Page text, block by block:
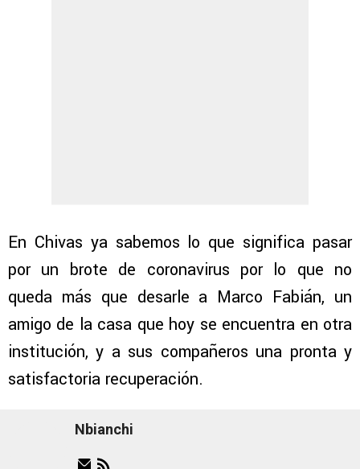
En Chivas ya sabemos lo que significa pasar
por un brote de coronavirus por lo que no
queda más que desarle a Marco Fabián, un
amigo de la casa que hoy se encuentra en otra
institución, y a sus compañeros una pronta y
satisfactoria recuperación.
Nbianchi